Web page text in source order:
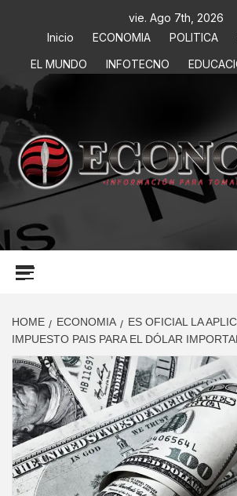
vie. Ago 7th, 2026
Inicio
ECONOMIA POLITICA
EL MUNDO
INFOTECNO
INFORMACIÓN PARA TOMAR DECISIONES
HOME ECONOMIA
ES OFICIAL LA
IMPUESTO PAIS PARA EL DÓLAR